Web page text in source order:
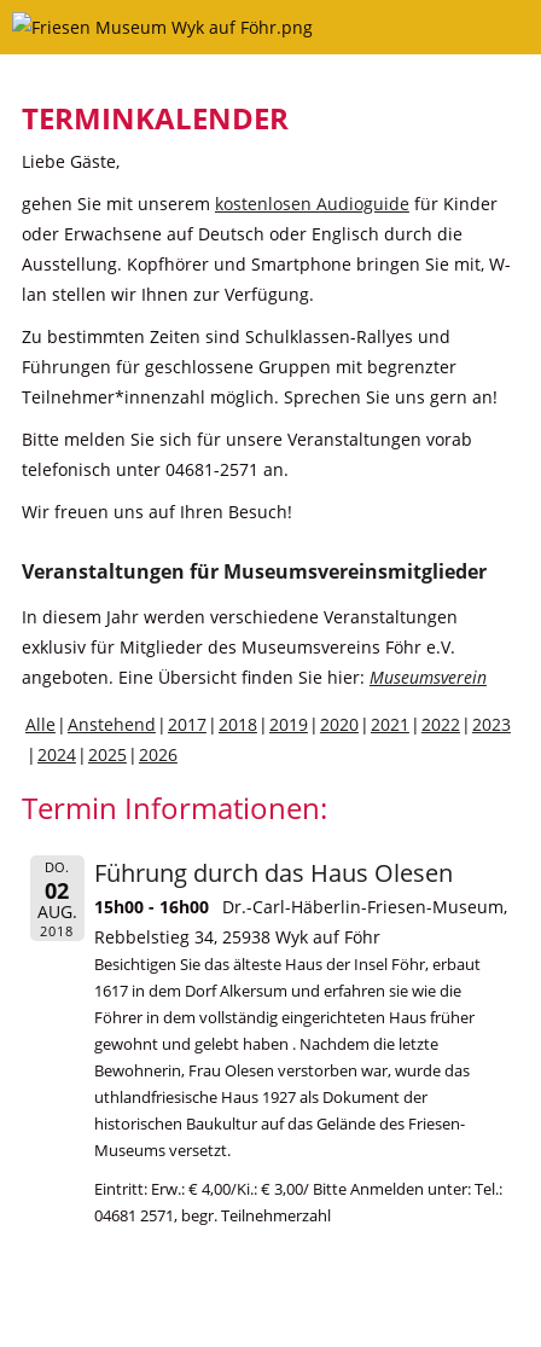
Skip
TERMINKALENDER
Liebe Gäste,
gehen Sie mit unserem kostenlosen Audioguidefür Kinder
oder Erwachsene auf Deutsch oder Englisch durch die
Ausstellung. Kopfhörer und Smartphone bringen Sie mit, W-
lan stellen wir Ihnen zur Verfügung.
Zu bestimmten Zeiten sind Schulklassen-Rallyes und
Führungen für geschlossene Gruppen mit begrenzter
Teilnehmer*innenzahl möglich. Sprechen Sie uns gern an!
Bitte melden Sie sich für unsere Veranstaltungen vorab
telefonisch unter 04681-2571 an.
Wir freuen uns auf Ihren Besuch!
Veranstaltungen für Museumsvereinsmitglieder
In diesem Jahr werden verschiedene Veranstaltungen
exklusiv für Mitglieder des Museumsvereins Föhr e.V.
angeboten. Eine Übersicht finden Sie hier: Museumsverein
Alle Anstehend 2017 2018 2019 2020 2021 2022
2023
2024 2025 2026
Termin Informationen:
DO.
02
AUG.
2018
Führung durch das Haus Olesen
15h00 - 16h00
Dr.-Carl-Häberlin-Friesen-Museum,
Rebbelstieg 34, 25938 Wyk auf Föhr
Besichtigen Sie das älteste Haus der Insel Föhr, erbaut
1617 in dem Dorf Alkersum und erfahren sie wie die
Föhrer in dem vollständig eingerichteten Haus früher
gewohnt und gelebt haben . Nachdem die letzte
Bewohnerin, Frau Olesen verstorben war, wurde das
uthlandfriesische Haus 1927 als Dokument der
historischen Baukultur auf das Gelände des Friesen-
Museums versetzt.
Eintritt: Erw.: € 4,00/Ki.: € 3,00/ Bitte Anmelden unter: Tel.:
04681 2571, begr. Teilnehmerzahl